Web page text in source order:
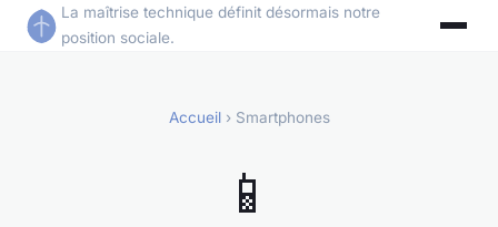
La maîtrise technique définit désormais notre
position sociale.
Accueil› Smartphones
📱